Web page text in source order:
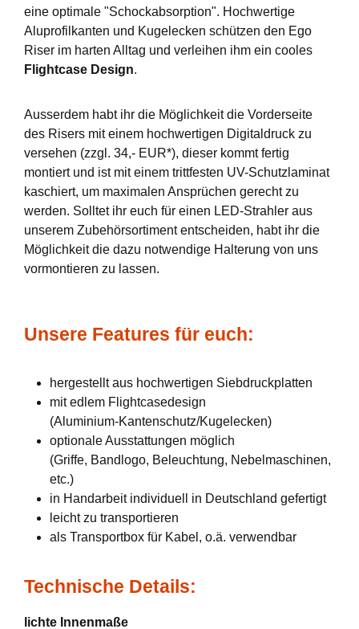
eine optimale "Schockabsorption". Hochwertige
Aluprofilkanten und Kugelecken schützen den Ego
Riser im harten Alltag und verleihen ihm ein cooles
Flightcase Design.
Ausserdem habt ihr die Möglichkeit die Vorderseite
des Risers mit einem hochwertigen Digitaldruck zu
versehen (zzgl. 34,- EUR*), dieser kommt fertig
montiert und ist mit einem trittfesten UV-Schutzlaminat
kaschiert, um maximalen Ansprüchen gerecht zu
werden. Solltet ihr euch für einen LED-Strahler aus
unserem Zubehörsortiment entscheiden, habt ihr die
Möglichkeit die dazu notwendige Halterung von uns
vormontieren zu lassen.
Unsere Features für euch:
hergestellt aus hochwertigen Siebdruckplatten
mit edlem Flightcasedesign
(Aluminium-Kantenschutz/Kugelecken)
optionale Ausstattungen möglich
(Griffe, Bandlogo, Beleuchtung, Nebelmaschinen,
etc.)
in Handarbeit individuell in Deutschland gefertigt
leicht zu transportieren
als Transportbox für Kabel, o.ä. verwendbar
Technische Details:
lichte Innenmaße